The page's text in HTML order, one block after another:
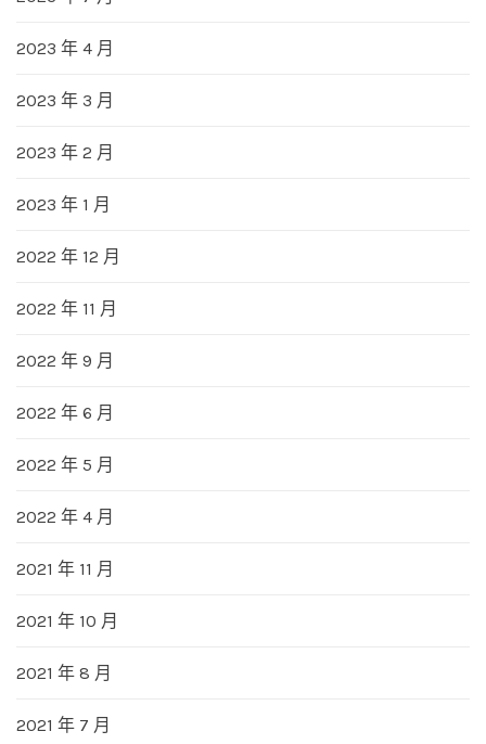
2023 年 4 月
2023 年 3 月
2023 年 2 月
2023 年 1 月
2022 年 12 月
2022 年 11 月
2022 年 9 月
2022 年 6 月
2022 年 5 月
2022 年 4 月
2021 年 11 月
2021 年 10 月
2021 年 8 月
2021 年 7 月